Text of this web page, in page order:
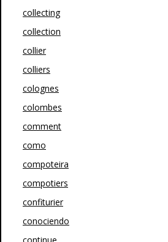
collecting
collection
collier
colliers
colognes
colombes
comment
como
compoteira
compotiers
confiturier
conociendo
continue